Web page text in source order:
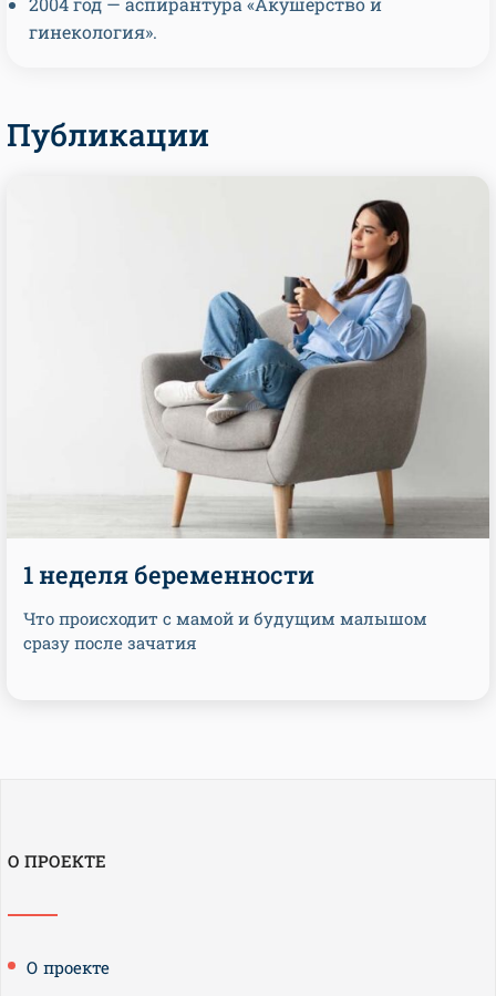
гинекология».
Публикации
1 неделя беременности
Что происходит с мамой и будущим малышом
сразу после зачатия
О ПРОЕКТЕ
О проекте